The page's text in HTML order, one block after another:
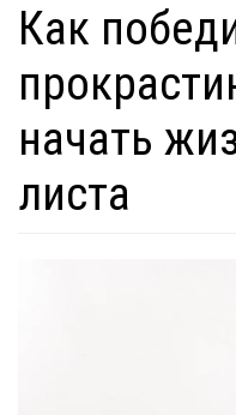
Как
начать
листа